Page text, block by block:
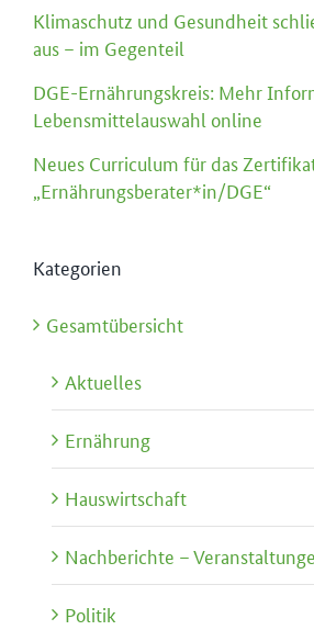
Klimaschutz und Gesundheit
aus – im Gegenteil
DGE-Ernährungskreis: Mehr
Lebensmittelauswahl online
Neues Curriculum für das
„Ernährungsberater*in/DGE“
Kategorien
Gesamtübersicht
Aktuelles
Ernährung
Hauswirtschaft
Nachberichte –
Politik